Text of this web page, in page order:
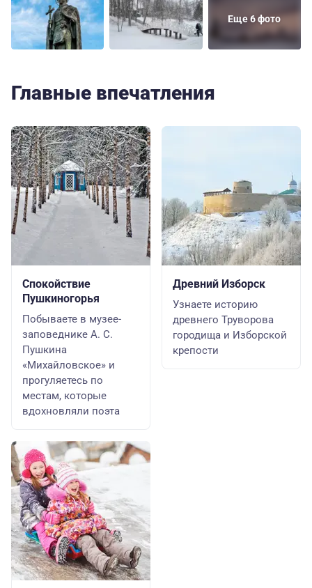
Еще 6 фото
Главные впечатления
Спокойствие
Пушкиногорья
Побываете в музее-
заповеднике А. С.
Пушкина
«Михайловское» и
прогуляетесь по
местам, которые
вдохновляли поэта
Древний Изборск
Узнаете историю
древнего Труворова
городища и Изборской
крепости